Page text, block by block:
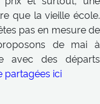
que la vieille école.
pas en mesure de
de mai à
avec des départs
partagées ici